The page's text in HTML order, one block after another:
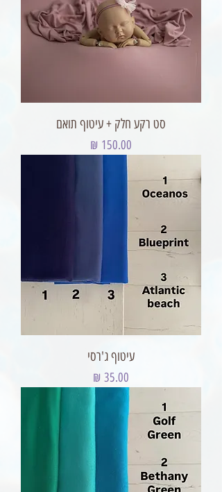
סט רקע חלק + עיטוף תואם
מחיר
עיטוף ג'רסי
מחיר